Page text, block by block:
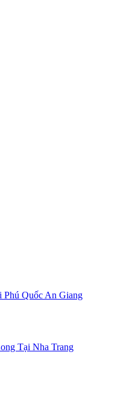
Phú Quốc An Giang
Tại Nha Trang